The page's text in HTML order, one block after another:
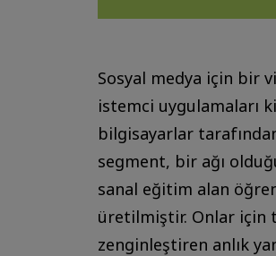
Sosyal medya için bir
istemci uygulamaları
bilgisayarlar
segment, bir ağı
sanal eğitim alan
üretilmiştir. Onlar için
zenginleştiren anlık